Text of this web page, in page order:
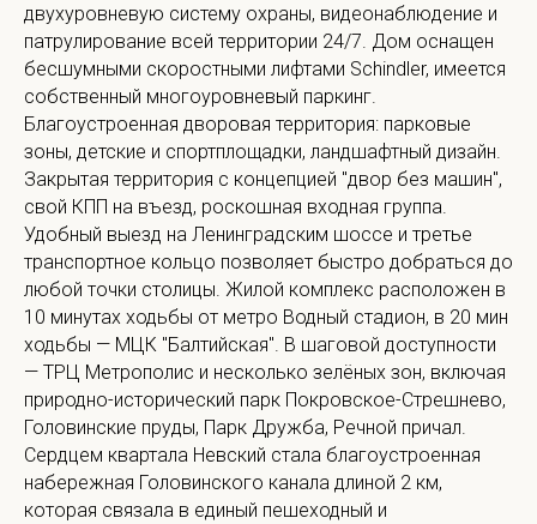
двухуровневую систему охраны, видеонаблюдение и
патрулирование всей территории 24/7. Дом оснащен
бесшумными скоростными лифтами Schindler, имеется
собственный многоуровневый паркинг.
Благоустроенная дворовая территория: парковые
зоны, детские и спортплощадки, ландшафтный дизайн.
Закрытая территория с концепцией "двор без машин",
свой КПП на въезд, роскошная входная группа.
Удобный выезд на Ленинградским шоссе и третье
транспортное кольцо позволяет быстро добраться до
любой точки столицы. Жилой комплекс расположен в
10 минутах ходьбы от метро Водный стадион, в 20 мин
ходьбы — МЦК "Балтийская". В шаговой доступности
— ТРЦ Метрополис и несколько зелёных зон, включая
природно-исторический парк Покровское-Стрешнево,
Головинские пруды, Парк Дружба, Речной причал.
Сердцем квартала Невский стала благоустроенная
набережная Головинского канала длиной 2 км,
которая связала в единый пешеходный и